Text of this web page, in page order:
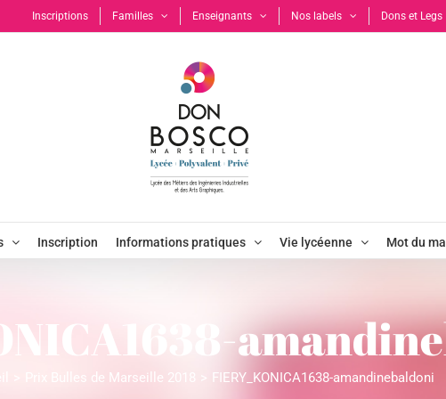
Inscriptions Familles Enseignants Nos labels Dons et Legs
Inscription Informations pratiques Vie lycéenne Mot du
Prix Bulles de Marseille 2018 FIERY_KONICA1638-amandinebaldoni